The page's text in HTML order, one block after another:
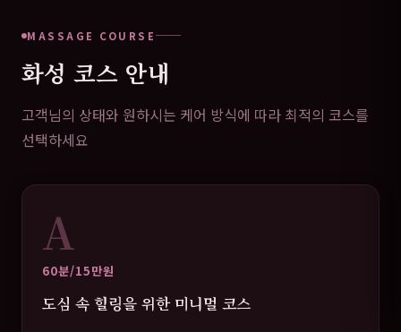
MASSAGE COURSE
화성 코스 안내
고객님의 상태와 원하시는 케어 방식에 따라 최적의 코스를
선택하세요
A
60분/15만원
도심 속 힐링을 위한 미니멀 코스